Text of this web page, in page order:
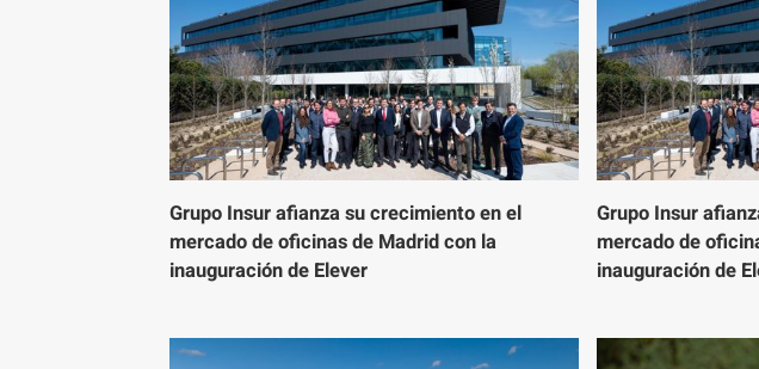
Grupo Insur afianza su crecimiento en el
mercado de oficinas de Madrid con la
inauguración de Elever
Grupo Insur
mercado de
inauguración de